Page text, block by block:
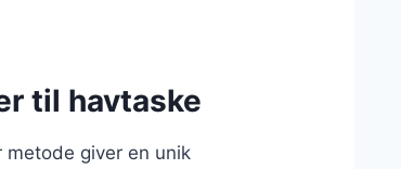
til havtaske
metode giver en unik